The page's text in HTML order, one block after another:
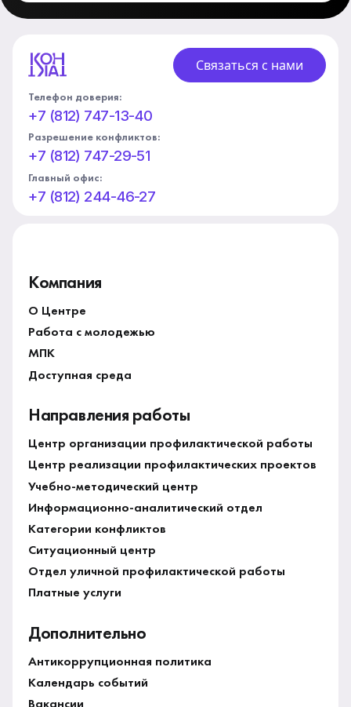
Связаться с нами
Телефон доверия:
+7 (812) 747-13-40
Разрешение конфликтов:
+7 (812) 747-29-51
Главный офис:
+7 (812) 244-46-27
Компания
О Центре
Работа с молодежью
МПК
Доступная среда
Направления работы
Центр организации профилактической работы
Центр реализации профилактических проектов
Учебно-методический центр
Информационно-аналитический отдел
Категории конфликтов
Ситуационный центр
Отдел уличной профилактической работы
Платные услуги
Дополнительно
Антикоррупционная политика
Календарь событий